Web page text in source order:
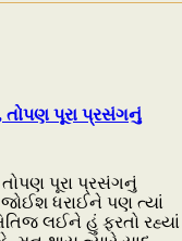
તોપણ પૂરા પ્રસંગનું
પૂરા પ્રસંગનું
જોઈશ ધરાઈને પણ ત્યાં
લઈને હું ફરતો રહ્યાં